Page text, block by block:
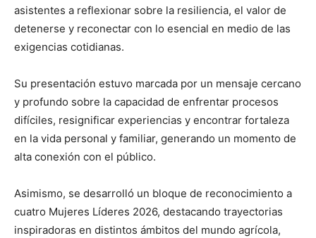
asistentes a reflexionar sobre la resiliencia, el valor de
detenerse y reconectar con lo esencial en medio de las
exigencias cotidianas.
Su presentación estuvo marcada por un mensaje cercano
y profundo sobre la capacidad de enfrentar procesos
difíciles, resignificar experiencias y encontrar fortaleza
en la vida personal y familiar, generando un momento de
alta conexión con el público.
Asimismo, se desarrolló un bloque de reconocimiento a
cuatro Mujeres Líderes 2026, destacando trayectorias
inspiradoras en distintos ámbitos del mundo agrícola,